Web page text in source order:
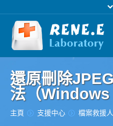
還原刪除
法（Windows
您在此处：
主頁 支援中心 檔案救援